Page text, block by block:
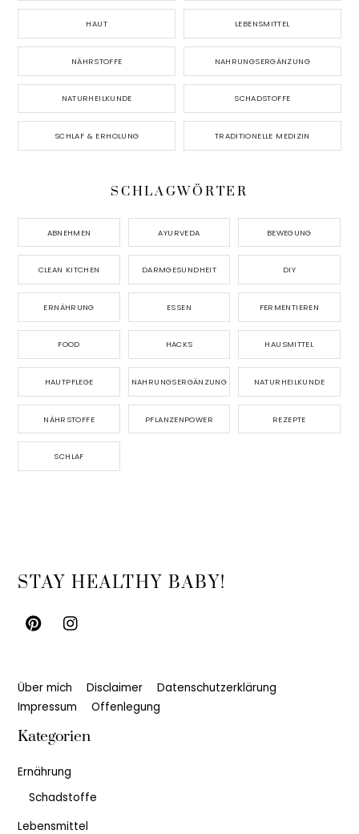
HAUT LEBENSMITTEL
NÄHRSTOFFE NAHRUNGSERGÄNZUNG
NATURHEILKUNDE SCHADSTOFFE
SCHLAF & ERHOLUNG TRADITIONELLE MEDIZIN
SCHLAGWÖRTER
ABNEHMEN AYURVEDA BEWEGUNG
CLEAN KITCHEN DARMGESUNDHEIT DIY
ERNÄHRUNG ESSEN FERMENTIEREN
FOOD HACKS HAUSMITTEL
HAUTPFLEGE NAHRUNGSERGÄNZUNG NATURHEILKUNDE
NÄHRSTOFFE PFLANZENPOWER REZEPTE
SCHLAF
Back
STAY HEALTHY BABY!
Über mich Disclaimer
Datenschutzerklärung
Impressum
Offenlegung
Kategorien
Ernährung
Schadstoffe
Lebensmittel